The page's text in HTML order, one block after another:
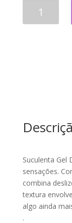
CALIANER
Suculenta Gel
sensações.
combina
textura
algo ainda
.